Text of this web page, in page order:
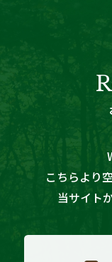
こちらより
当サイト